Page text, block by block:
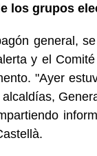
los grupos
general,
y el
"Ayer